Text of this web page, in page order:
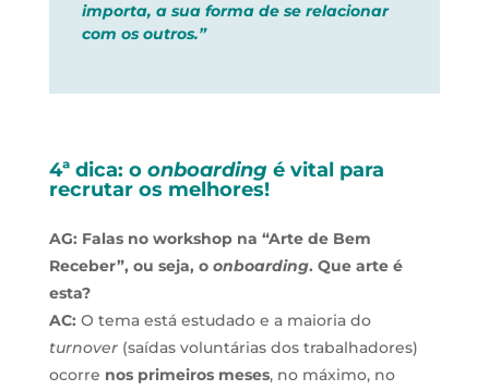
importa, a sua forma de se relacionar
com os outros.”
4ª dica: o onboardingé vital para
recrutar os melhores!
AG: Falas no workshop na “Arte de Bem
Receber”, ou seja, o onboarding. Que arte é
esta?
AC: O tema está estudado e a maioria do
turnover(saídas voluntárias dos trabalhadores)
ocorre nos primeiros meses, no máximo, no